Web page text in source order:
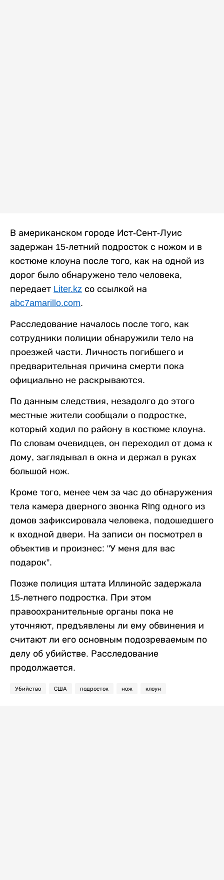
В американском городе Ист-Сент-Луис
задержан 15-летний подросток с ножом и в
костюме клоуна после того, как на одной из
дорог было обнаружено тело человека,
передает Liter.kz со ссылкой на
abc7amarillo.com.
Расследование началось после того, как
сотрудники полиции обнаружили тело на
проезжей части. Личность погибшего и
предварительная причина смерти пока
официально не раскрываются.
По данным следствия, незадолго до этого
местные жители сообщали о подростке,
который ходил по району в костюме клоуна.
По словам очевидцев, он переходил от дома к
дому, заглядывал в окна и держал в руках
большой нож.
Кроме того, менее чем за час до обнаружения
тела камера дверного звонка Ring одного из
домов зафиксировала человека, подошедшего
к входной двери. На записи он посмотрел в
объектив и произнес: "У меня для вас
подарок”.
Позже полиция штата Иллинойс задержала
15-летнего подростка. При этом
правоохранительные органы пока не
уточняют, предъявлены ли ему обвинения и
считают ли его основным подозреваемым по
делу об убийстве. Расследование
продолжается.
Убийство США подросток нож клоун